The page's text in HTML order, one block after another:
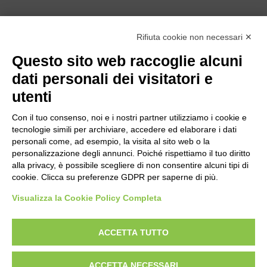
Bogliano Srl
Borgo San Martino 44, 12060 Pocapaglia CN
Fax: 0172-487399
Rifiuta cookie non necessari ✕
Questo sito web raccoglie alcuni
dati personali dei visitatori e
utenti
Con il tuo consenso, noi e i nostri partner utilizziamo i cookie e
tecnologie simili per archiviare, accedere ed elaborare i dati
personali come, ad esempio, la visita al sito web o la
personalizzazione degli annunci. Poiché rispettiamo il tuo diritto
alla privacy, è possibile scegliere di non consentire alcuni tipi di
cookie. Clicca su preferenze GDPR per saperne di più.
Visualizza la Cookie Policy Completa
ACCETTA TUTTO
ACCETTA NECESSARI